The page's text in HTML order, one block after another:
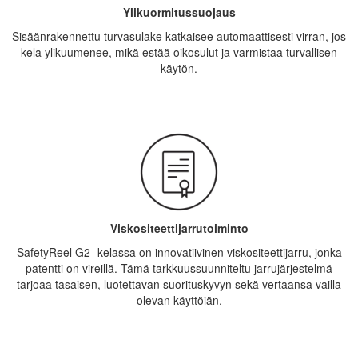
Ylikuormitussuojaus
Sisäänrakennettu turvasulake katkaisee automaattisesti virran, jos
kela ylikuumenee, mikä estää oikosulut ja varmistaa turvallisen
käytön.
Viskositeettijarrutoiminto
SafetyReel G2 -kelassa on innovatiivinen viskositeettijarru, jonka
patentti on vireillä. Tämä tarkkuussuunniteltu jarrujärjestelmä
tarjoaa tasaisen, luotettavan suorituskyvyn sekä vertaansa vailla
olevan käyttöiän.